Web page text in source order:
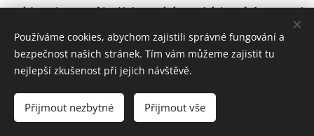
archivována prodávajícím v elektronické podobě a není
přístupná.
12.5.Přílohu obchodních podmínek tvoří vzorový
formulář pro odstoupení od kupní smlouvy.
12.6.Kontaktní údaje prodávajícího: adresa pro
Používáme cookies, abychom zajistili správné fungování a
bezpečnost našich stránek. Tím vám můžeme zajistit tu
nejlepší zkušenost při jejich návštěvě.
Přijmout nezbytné Přijmout vše